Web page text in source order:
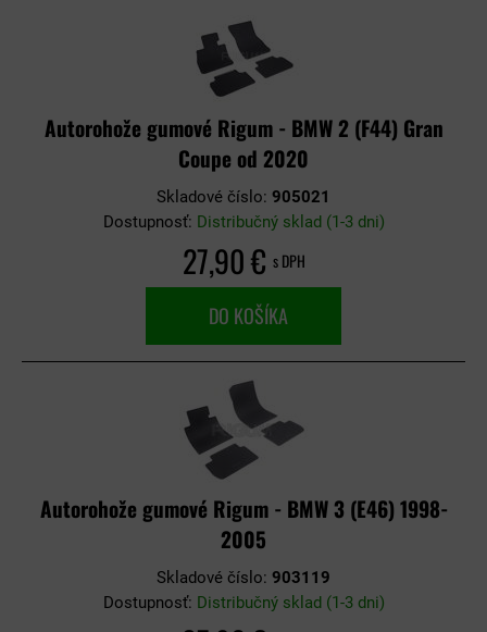
Autorohože gumové Rigum - BMW 2 (F44) Gran
Coupe od 2020
Skladové číslo: 905021
Dostupnosť: Distribučný sklad (1-3 dni)
27,90 € s DPH
DO KOŠÍKA
Autorohože gumové Rigum - BMW 3 (E46) 1998-
2005
Skladové číslo: 903119
Dostupnosť: Distribučný sklad (1-3 dni)